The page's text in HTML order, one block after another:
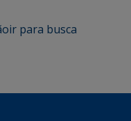
ir para busca